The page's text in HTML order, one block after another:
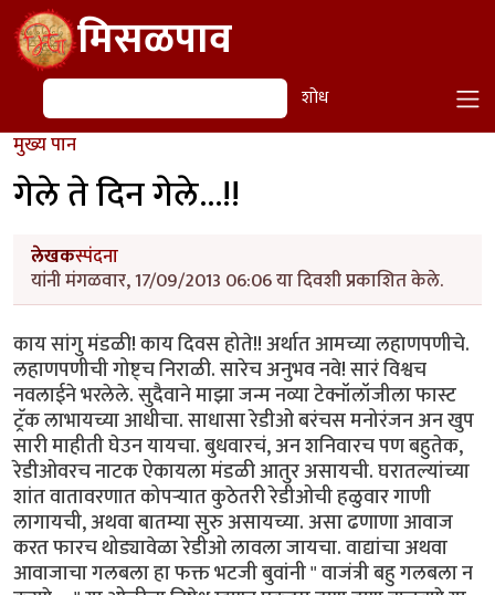
Skip to main contentमिसळपाव
शोध शोध
मुख्य पान
गेले ते दिन गेले...!!
लेखकस्पंदना
यांनी मंगळवार, 17/09/2013 06:06 या दिवशी प्रकाशित केले.
काय सांगु मंडळी! काय दिवस होते!! अर्थात आमच्या लहाणपणीचे.
लहाणपणीची गोष्ट्च निराळी. सारेच अनुभव नवे! सारं विश्वच
नवलाईने भरलेले. सुदैवाने माझा जन्म नव्या टेक्नॉलॉजीला फास्ट
ट्रॅक लाभायच्या आधीचा. साधासा रेडीओ बरंचस मनोरंजन अन खुप
सारी माहीती घेउन यायचा. बुधवारचं, अन शनिवारच पण बहुतेक,
रेडीओवरच नाटक ऐकायला मंडळी आतुर असायची. घरातल्यांच्या
शांत वातावरणात कोपर्‍यात कुठेतरी रेडीओची हळुवार गाणी
लागायची, अथवा बातम्या सुरु असायच्या. असा ढणाणा आवाज
करत फारच थोड्यावेळा रेडीओ लावला जायचा. वाद्यांचा अथवा
आवाजाचा गलबला हा फक्त भटजी बुवांनी " वाजंत्री बहु गलबला न